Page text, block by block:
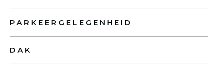
PARKEERGELEGENHEID
DAK